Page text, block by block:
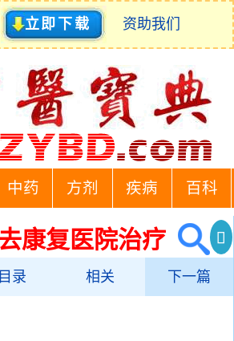
立即下载 资助我们
中药 方剂 疾病 百科
康复医院治疗
目录 相关 下一篇